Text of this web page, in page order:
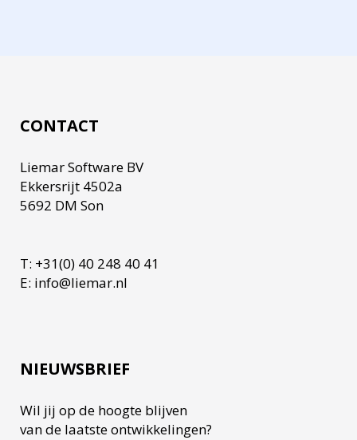
CONTACT
Liemar Software BV
Ekkersrijt 4502a
5692 DM Son
T: +31(0) 40 248 40 41
E: info@liemar.nl
NIEUWSBRIEF
Wil jij op de hoogte blijven
van de laatste ontwikkelingen?